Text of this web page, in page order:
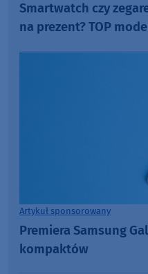
Smartwatch czy
na prezent? TOP
Artykuł sponsorowany
Premiera Samsung
kompaktów